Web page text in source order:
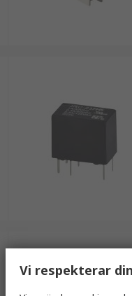
Vi respekterar